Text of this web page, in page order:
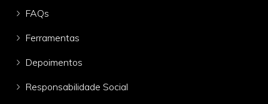
FAQs
Ferramentas
Depoimentos
Responsabilidade Social